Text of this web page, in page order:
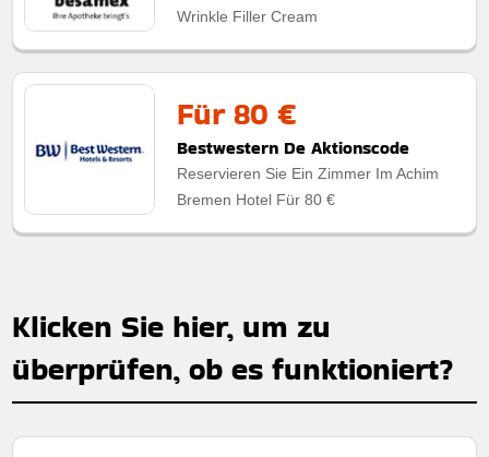
Wrinkle Filler Cream
Für 80 €
Bestwestern De Aktionscode
Reservieren Sie Ein Zimmer Im Achim
Bremen Hotel Für 80 €
Klicken Sie hier, um zu
überprüfen, ob es funktioniert?